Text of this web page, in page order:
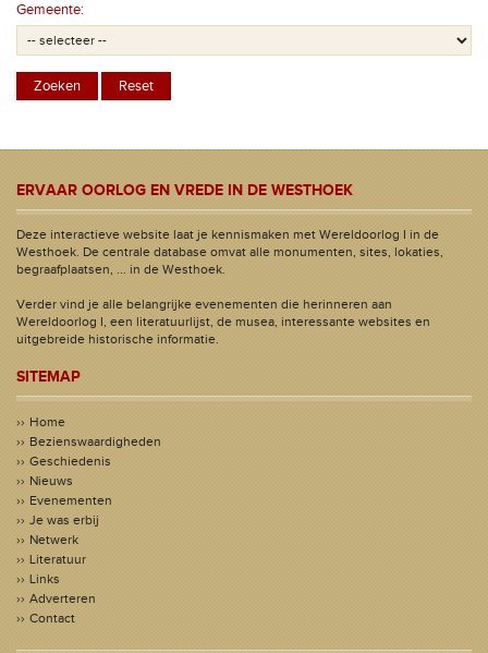
Gemeente:
ERVAAR OORLOG EN VREDE IN DE WESTHOEK
Deze interactieve website laat je kennismaken met Wereldoorlog I in de
Westhoek. De centrale database omvat alle monumenten, sites, lokaties,
begraafplaatsen, ... in de Westhoek.
Verder vind je alle belangrijke evenementen die herinneren aan
Wereldoorlog I, een literatuurlijst, de musea, interessante websites en
uitgebreide historische informatie.
SITEMAP
Home
Bezienswaardigheden
Geschiedenis
Nieuws
Evenementen
Je was erbij
Netwerk
Literatuur
Links
Adverteren
Contact